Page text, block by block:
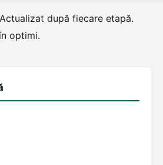
Actualizat după fiecare etapă.
optimi.